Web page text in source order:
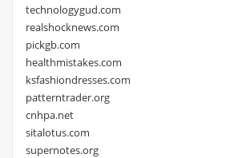
technologygud.com
realshocknews.com
pickgb.com
healthmistakes.com
ksfashiondresses.com
patterntrader.org
cnhpa.net
sitalotus.com
supernotes.org